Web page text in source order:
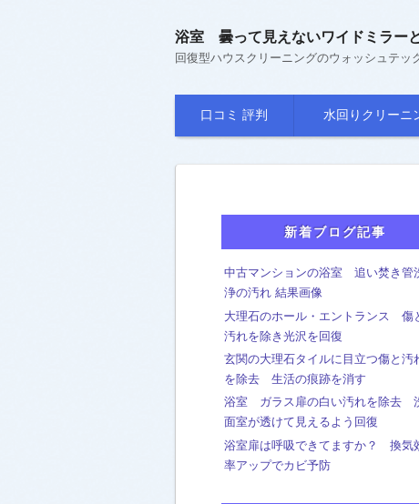
浴室 曇って見えないワイドミラー
回復型ハウスクリーニングのウォッシュテッ
口コミ 評判 水回りクリーニ
新着ブログ記事
中古マンションの浴室 追い焚き管
浄の汚れ 結果画像
大理石のホール・エントランス 傷
汚れを除き光沢を回復
玄関の大理石タイルに目立つ傷と汚
を除去 生活の痕跡を消す
浴室 ガラス扉の白い汚れを除去
面室が透けて見えるよう回復
浴室扉は呼吸できてますか？ 換気
率アップでカビ予防